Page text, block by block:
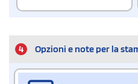
4 Opzioni e note per la